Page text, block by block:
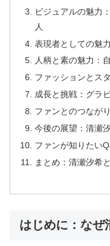
詳しく
詳しく
オナ配信中ー
ビジュアルの魅力
人
表現者としての魅
人柄と素の魅力：
ファッションとス
成長と挑戦：グラ
ファンとのつなが
今後の展望：清瀬
ファンが知りたい
まとめ：清瀬汐希
はじめに：なぜ